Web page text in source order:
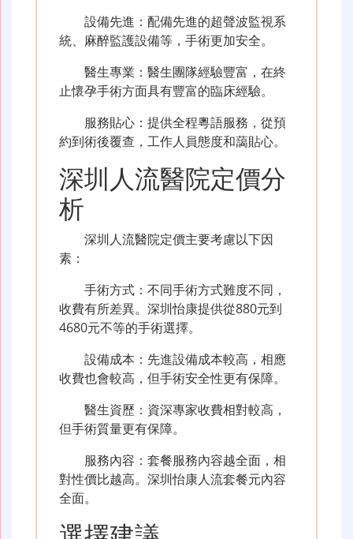
設備先進：配備先進的超聲波監視系
統、麻醉監護設備等，手術更加安全。
醫生專業：醫生團隊經驗豐富，在終
止懷孕手術方面具有豐富的臨床經驗。
服務貼心：提供全程粵語服務，從預
約到術後覆查，工作人員態度和藹貼心。
深圳人流醫院定價分
析
深圳人流醫院定價主要考慮以下因
素：
手術方式：不同手術方式難度不同，
收費有所差異。深圳怡康提供從880元到
4680元不等的手術選擇。
設備成本：先進設備成本較高，相應
收費也會較高，但手術安全性更有保障。
醫生資歷：資深專家收費相對較高，
但手術質量更有保障。
服務內容：套餐服務內容越全面，相
對性價比越高。深圳怡康人流套餐元內容
全面。